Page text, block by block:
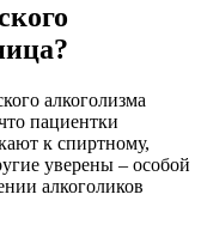
алкоголизма
пациентки
к спиртному,
уверены – особой
алкоголиков